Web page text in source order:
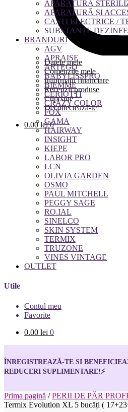
Datele mele
Comenzile mele
Informații financiare
Recenzii produse
Cupoane
Deconectează-te
0.00lei 0
APARATURĂ
APARATURĂ ȘI
CAȘTI ELECTRICE /
SUBSTANȚE
BRANDURI
AGV
APRAISE
ARTEGO
BABYLISSPRO
BIEMME
CERIOTTI
CRAZY COLOR
FOX
GAMA
HAIRWAY
INSIGHT
KIEPE
LABOR PRO
LCN
OLIVIA GARDEN
OSMO
PAUL MITCHELL
PEGGY SAGE
RO.IAL
SINELCO
SKIN SYSTEM
TERMIX
TRUZONE
VINES VINTAGE
OUTLET
Utile
Contul meu
Favorite
0.00 lei 0
ÎNREGISTREAZĂ-TE SI
REDUCERI SUPLIMENTARE!⚡
Prima pagină /PERII DE PĂR
Termix Evolution XL 5 bucăți (